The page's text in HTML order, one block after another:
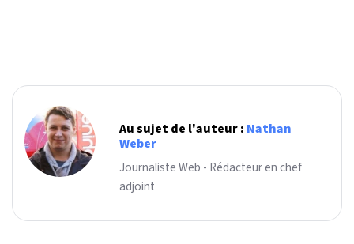
Au sujet de l'auteur : Nathan
Weber
Journaliste Web - Rédacteur en chef
adjoint